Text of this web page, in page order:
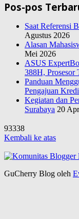
Pos-pos
Saat Referensi
Agustus 2026
Alasan
Mei 2026
ASUS
388H, Prosesor
Panduan
Pengajuan
Kegiatan dan
Surabaya 20
93338
Kembali ke atas
GuCherry Blog oleh